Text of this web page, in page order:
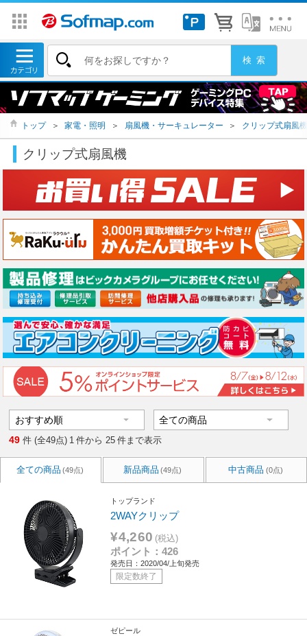
トップ ＞ 家電・照明 ＞ 扇風機・サーキュレーター ＞ クリップ式扇風機
クリップ式扇風機
49 件 (全49点) 1 件から 25 件まで表示
全ての商品 (49点) 新品商品 (49点) 中古商品 (0点)
トップランド
2WAYクリップ
¥4,260 (税込)
ポイント：426
発売日：2020/04/上旬発売
限定数終了
ゼピール